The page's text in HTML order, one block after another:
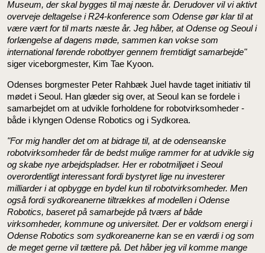
Museum, der skal bygges til maj næste år. Derudover vil vi aktivt
overveje deltagelse i R24-konference som Odense gør klar til at
være vært for til marts næste år. Jeg håber, at Odense og Seoul i
forlængelse af dagens møde, sammen kan vokse som
international førende robotbyer gennem fremtidigt samarbejde"
siger viceborgmester, Kim Tae Kyoon.
Odenses borgmester Peter Rahbæk Juel havde taget initiativ til
mødet i Seoul. Han glæder sig over, at Seoul kan se fordele i
samarbejdet om at udvikle forholdene for robotvirksomheder -
både i klyngen Odense Robotics og i Sydkorea.
"For mig handler det om at bidrage til, at de odenseanske
robotvirksomheder får de bedst mulige rammer for at udvikle sig
og skabe nye arbejdspladser. Her er robotmiljøet i Seoul
overordentligt interessant fordi bystyret lige nu investerer
milliarder i at opbygge en bydel kun til robotvirksomheder. Men
også fordi sydkoreanerne tiltrækkes af modellen i Odense
Robotics, baseret på samarbejde på tværs af både
virksomheder, kommune og universitet. Der er voldsom energi i
Odense Robotics som sydkoreanerne kan se en værdi i og som
de meget gerne vil tættere på. Det håber jeg vil komme mange